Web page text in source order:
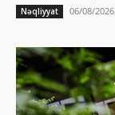
Nəqliyyat 06/08/2026